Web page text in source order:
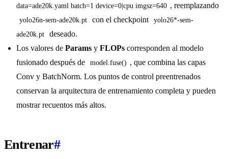
data=ade20k.yaml batch=1 device=0|cpu imgsz=640 , reemplazando
yolo26n-sem-ade20k.pt con el checkpoint
yolo26*-sem-
ade20k.pt
deseado.
Los valores de Params y FLOPs corresponden al modelo
fusionado después de
model.fuse() , que combina las capas
Conv y BatchNorm. Los puntos de control preentrenados
conservan la arquitectura de entrenamiento completa y pueden
mostrar recuentos más altos.
Entrenar#